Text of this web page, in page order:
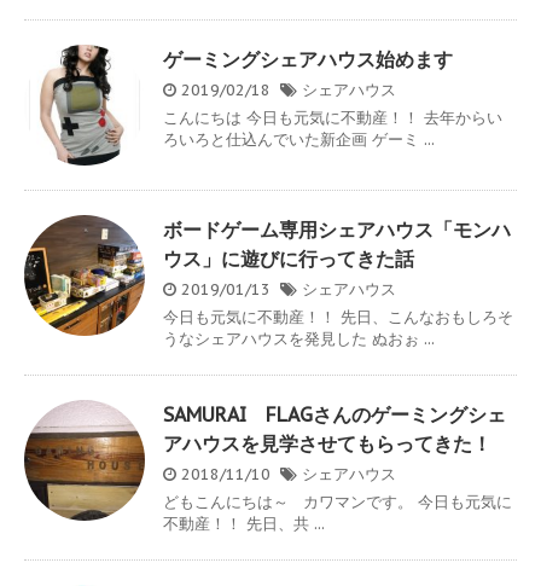
ゲーミングシェアハウス始めます
2019/02/18
シェアハウス
こんにちは 今日も元気に不動産！！ 去年からい
ろいろと仕込んでいた新企画 ゲーミ ...
ボードゲーム専用シェアハウス「モンハ
ウス」に遊びに行ってきた話
2019/01/13
シェアハウス
今日も元気に不動産！！ 先日、こんなおもしろそ
うなシェアハウスを発見した ぬおぉ ...
SAMURAI FLAGさんのゲーミングシェ
アハウスを見学させてもらってきた！
2018/11/10
シェアハウス
どもこんにちは～ カワマンです。 今日も元気に
不動産！！ 先日、共 ...